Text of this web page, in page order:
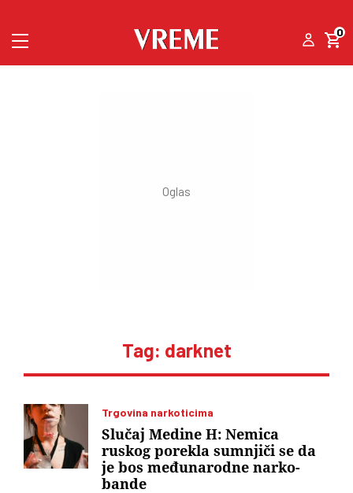
0
Tag: darknet
Trgovina narkoticima
Slučaj Medine H: Nemica
ruskog porekla sumnjiči se da
je bos međunarodne narko-
bande